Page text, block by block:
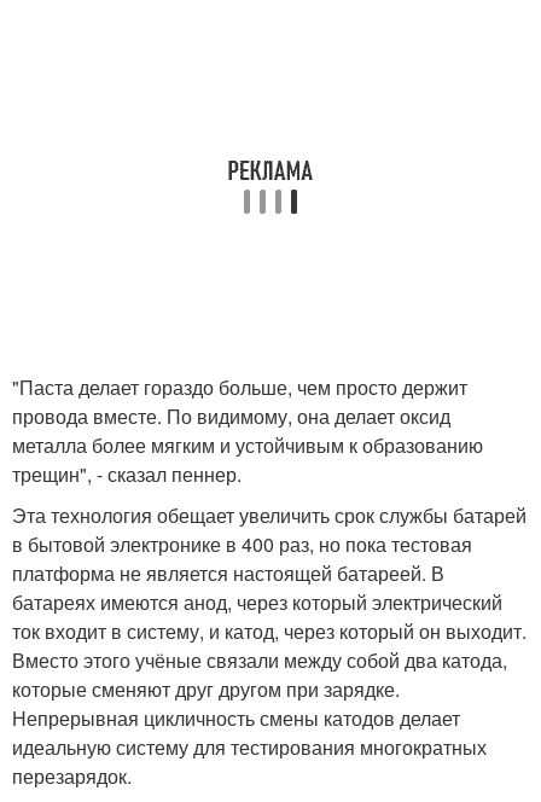
"Паста делает гораздо больше, чем просто держит
провода вместе. По видимому, она делает оксид
металла более мягким и устойчивым к образованию
трещин", - сказал пеннер.
Эта технология обещает увеличить срок службы батарей
в бытовой электронике в 400 раз, но пока тестовая
платформа не является настоящей батареей. В
батареях имеются анод, через который электрический
ток входит в систему, и катод, через который он выходит.
Вместо этого учёные связали между собой два катода,
которые сменяют друг другом при зарядке.
Непрерывная цикличность смены катодов делает
идеальную систему для тестирования многократных
перезарядок.